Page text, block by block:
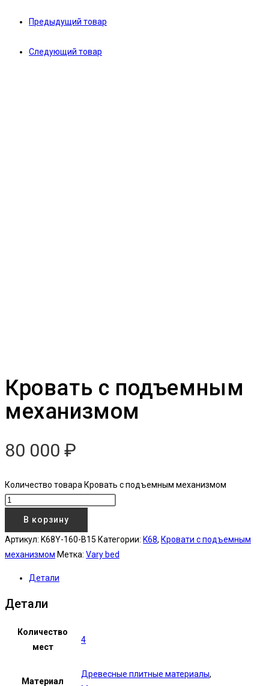
Предыдущий товар
Следующий товар
Кровать с подъемным
механизмом
80 000 ₽
Количество товара Кровать с подъемным механизмом
В корзину
Артикул: K68Y-160-B15 Категории: K68, Кровати с подъемным
механизмом Метка: Vary bed
Детали
Детали
Количество
мест
4
Материал
Древесные плитные материалы,